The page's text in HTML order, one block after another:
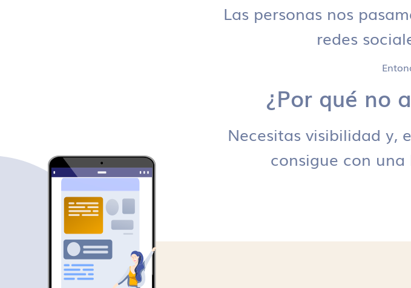
Las personas nos
redes
¿Por qué no
Necesitas visibilidad y,
consigue con